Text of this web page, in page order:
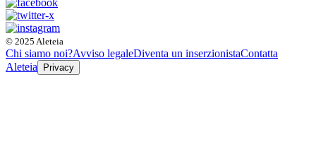
© 2025 Aleteia
Chi siamo noi?Avviso legaleDiventa un inserzionistaContatta
Aleteia
Privacy